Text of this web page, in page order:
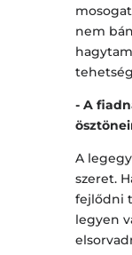
nem
- A
A
szeret.
fejlődni
legyen